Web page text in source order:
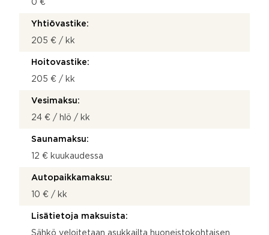
0 €
Yhtiövastike:
205 € / kk
Hoitovastike:
205 € / kk
Vesimaksu:
24 € / hlö / kk
Saunamaksu:
12 € kuukaudessa
Autopaikkamaksu:
10 € / kk
Lisätietoja maksuista:
Sähkö veloitetaan asukkailta huoneistokohtaisen